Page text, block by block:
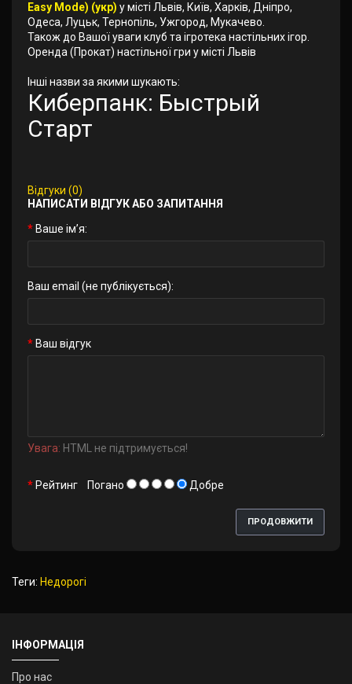
Easy Mode) (укр) у місті Львів, Київ, Харків, Дніпро,
Одеса, Луцьк, Тернопіль, Ужгород, Мукачево.
Також до Вашої уваги клуб та ігротека настільних ігор.
Оренда (Прокат) настільної гри у місті Львів
Інші назви за якими шукають:
Киберпанк: Быстрый
Старт
Відгуки (0)
НАПИСАТИ ВІДГУК АБО ЗАПИТАННЯ
Ваше ім’я:
Ваш email (не публікується):
Ваш відгук
Увага: HTML не підтримується!
Рейтинг Погано Добре
ПРОДОВЖИТИ
Теги: Недорогі
ІНФОРМАЦІЯ
Про нас